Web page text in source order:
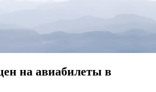
на авиабилеты в